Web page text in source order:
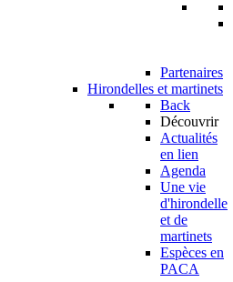
Partenaires
Hirondelles et martinets
Back
Découvrir
Actualités
en lien
Agenda
Une vie
d'hirondelle
et de
martinets
Espèces en
PACA